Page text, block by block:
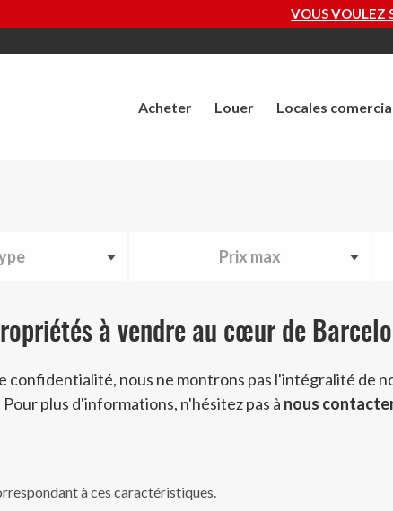
VOUS VOULEZ SAVOIR COMBIEN VAUT
Acheter Louer Locales
Prix max
à vendre au cœur de
confidentialité, nous ne montrons pas l'intégralité de
Pour plus d'informations, n'hésitez pas à nous
à ces caractéristiques.